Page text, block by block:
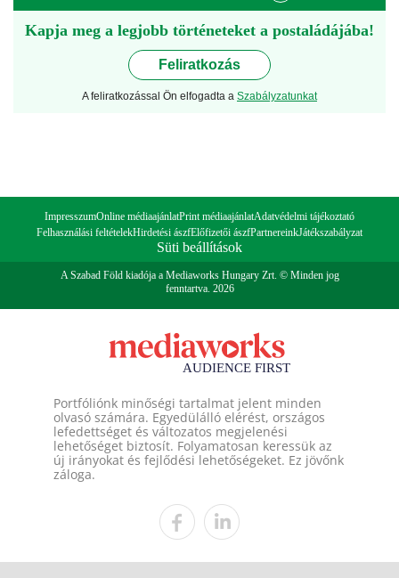
Kapja meg a legjobb történeteket a postaládájába!
Feliratkozás
A feliratkozással Ön elfogadta a Szabályzatunkat
ImpresszumOnline médiaajánlatPrint médiaajánlatAdatvédelmi tájékoztató
Felhasználási feltételekHirdetési ászfElőfizetői ászfPartnereinkJátékszabályzat
Süti beállítások
A Szabad Föld kiadója a Mediaworks Hungary Zrt. © Minden jog
fenntartva. 2026
Portfóliónk minőségi tartalmat jelent minden
olvasó számára. Egyedülálló elérést, országos
lefedettséget és változatos megjelenési
lehetőséget biztosít. Folyamatosan keressük az
új irányokat és fejlődési lehetőségeket. Ez jövőnk
záloga.